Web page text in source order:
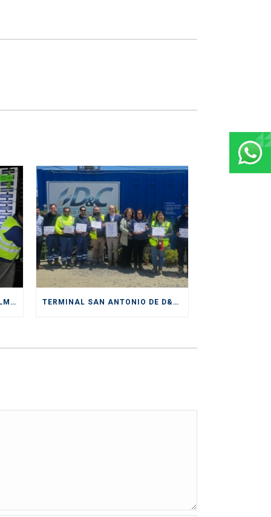
D&C DIVISIÓN DEPÓSITOS CULMINA EXITOSAMENTE SERVICIOS PRESTADOS DURANTE CICLO DE EXPORTACIÓN DE CEREZAS TERMINAL SAN ANTONIO DE D&C RECIBE IMPORTANTE CERTIFICACIÓN DE SENDA COMO “ESPACIO PREVENTIVO”